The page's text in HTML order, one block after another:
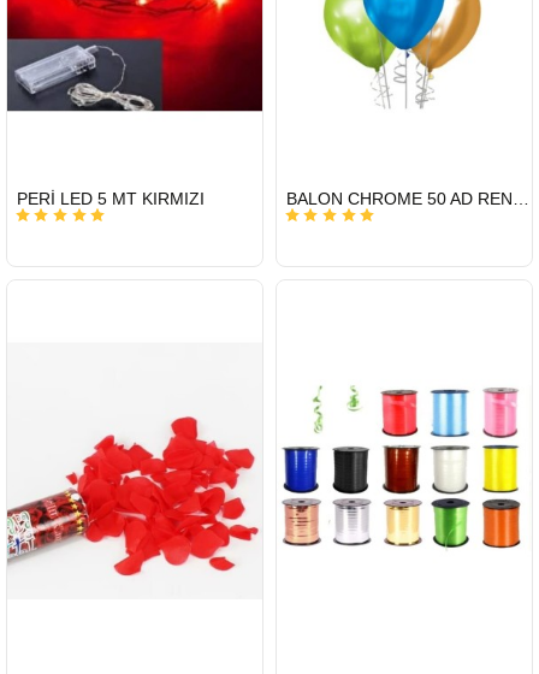
HIZLI
GÖNDERİ
PERİ LED 5 MT KIRMIZI
GÖNDERİ